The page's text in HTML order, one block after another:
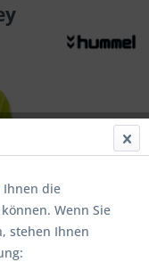
Ihnen die
Wenn Sie
stehen Ihnen